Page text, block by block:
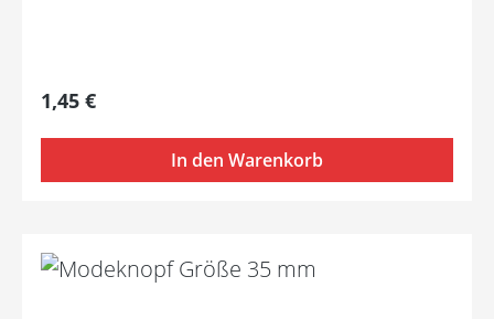
Regulärer Preis:
1,45 €
In den Warenkorb